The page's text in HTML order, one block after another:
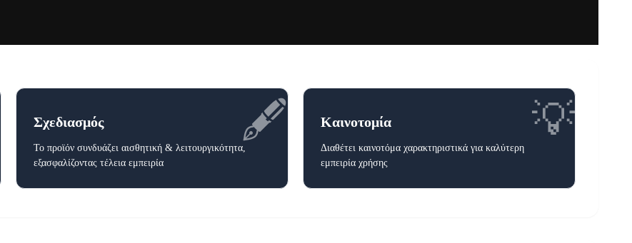
🖋️
Σχεδιασμός
Το προϊόν συνδυάζει αισθητική & λειτουργικότητα,
εξασφαλίζοντας τέλεια εμπειρία
💡
Καινοτομία
Διαθέτει καινοτόμα χαρακτηριστικά για καλύτερη
εμπειρία χρήσης